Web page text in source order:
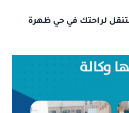
لراحتك في حي ظهرة